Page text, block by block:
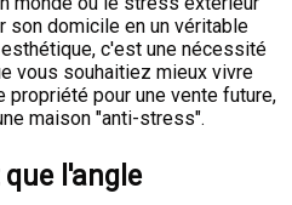
son domicile en un véritable
c'est une nécessité
vous souhaitiez mieux vivre
pour une vente future,
maison "anti-stress".
l'angle